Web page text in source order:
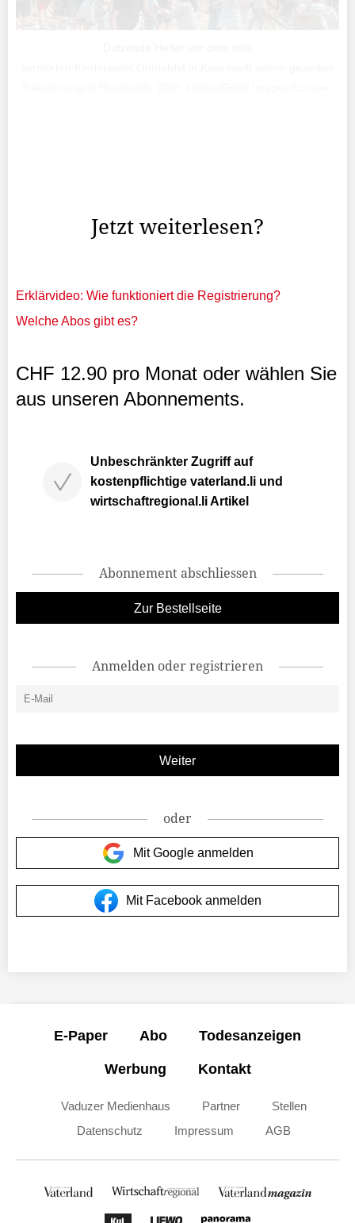
Jetzt weiterlesen?
Erklärvideo: Wie funktioniert die Registrierung?
Welche Abos gibt es?
CHF 12.90 pro Monat oder wählen Sie
aus unseren Abonnements.
Unbeschränkter Zugriff auf
kostenpflichtige vaterland.li und
wirtschaftregional.li Artikel
Abonnement abschliessen
Zur Bestellseite
Anmelden oder registrieren
oder
Mit Google anmelden
Mit Facebook anmelden
E-Paper Abo Todesanzeigen
Werbung Kontakt
Vaduzer Medienhaus Partner
Stellen
Datenschutz
Impressum AGB